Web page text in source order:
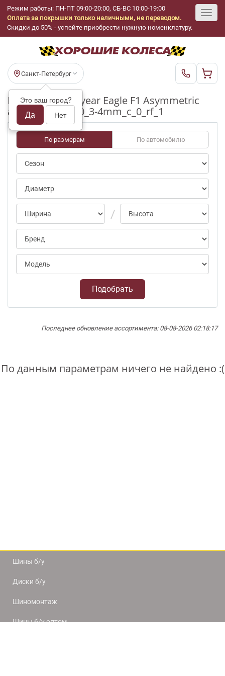
Режим работы: ПН-ПТ 09:00-20:00, СБ-ВС 10:00-19:00
Оплата за покрышки только наличными, не переводом.
Скидки до 50% - успейте приобрести нужную номенклатуру.
Санкт-Петербург
Это ваш город?
Да Нет
Шины бу Goodyear Eagle F1 Asymmetric
ap/0 R19_245_50_3-4mm_c_0_rf_1
По размерам По автомобилю
Подобрать
Последнее обновление ассортимента: 08-08-2026 02:18:17
По данным параметрам ничего не найдено :(
Шины б/у
Диски б/у
Шиномонтаж
Шины б/у оптом